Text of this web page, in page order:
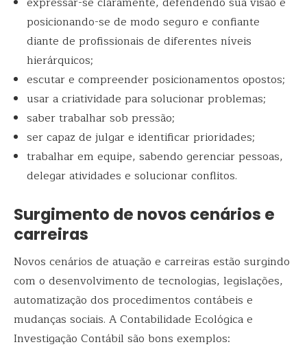
posicionando-se de modo seguro e confiante
diante de profissionais de diferentes níveis
hierárquicos;
escutar e compreender posicionamentos opostos;
usar a criatividade para solucionar problemas;
saber trabalhar sob pressão;
ser capaz de julgar e identificar prioridades;
trabalhar em equipe, sabendo gerenciar pessoas,
delegar atividades e solucionar conflitos.
Surgimento de novos cenários e
carreiras
Novos cenários de atuação e carreiras estão surgindo
com o desenvolvimento de tecnologias, legislações,
automatização dos procedimentos contábeis e
mudanças sociais. A Contabilidade Ecológica e
Investigação Contábil são bons exemplos: